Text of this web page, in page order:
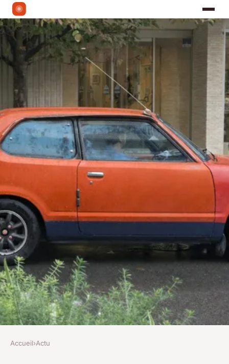
Accueil›Actu